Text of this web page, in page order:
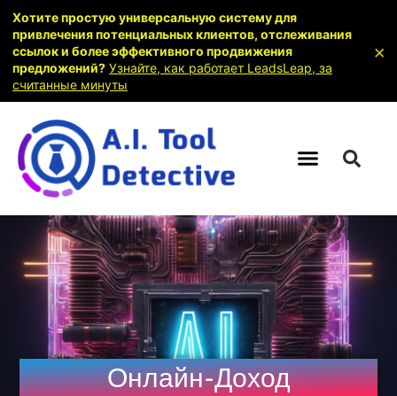
Онлайн-Доход
Хотите простую универсальную систему для
привлечения потенциальных клиентов, отслеживания
ссылок и более эффективного продвижения
предложений? Узнайте, как работает LeadsLeap, за
считанные минуты
×